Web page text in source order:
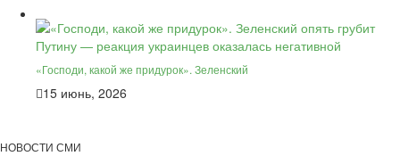
«Господи, какой же придурок». Зеленский
15 июнь, 2026
НОВОСТИ СМИ